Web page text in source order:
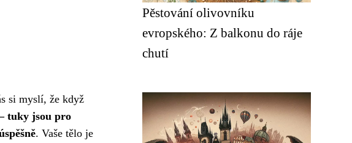
si myslí, že když
tuky jsou pro
. Vaše tělo je
Pěstování olivovníku
evropského: Z balkonu do ráje
chutí